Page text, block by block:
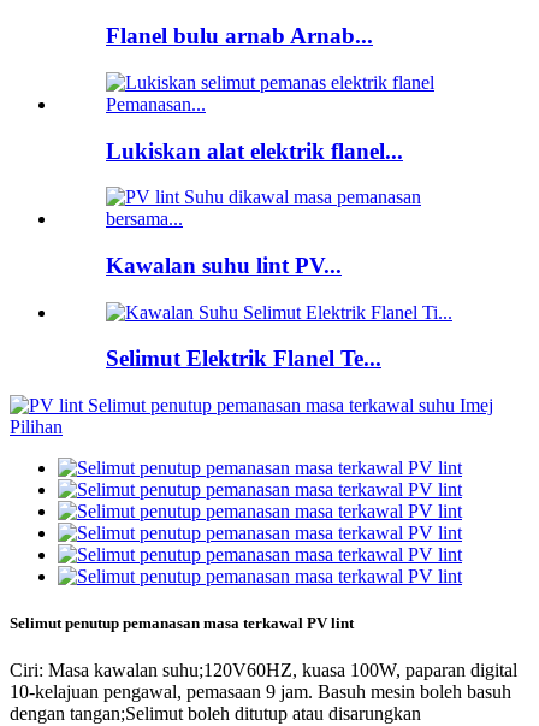
Flanel bulu arnab Arnab...
Lukiskan alat elektrik flanel...
Kawalan suhu lint PV...
Selimut Elektrik Flanel Te...
Selimut penutup pemanasan masa terkawal PV lint
Ciri: Masa kawalan suhu;120V60HZ, kuasa 100W, paparan digital
10-kelajuan pengawal, pemasaan 9 jam. Basuh mesin boleh basuh
dengan tangan;Selimut boleh ditutup atau disarungkan